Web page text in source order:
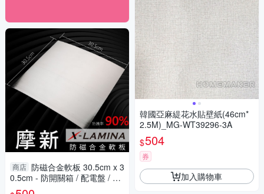
商店 防磁合金軟板 30.5cm x 3
0.5cm - 防開關箱 / 配電盤 / 家
電 / 冰箱 / 冷氣室外機等 低頻
韓國亞麻緹花水貼壁紙(46cm*
2.5M)_MG-WT39296-3A
$504
券
加入購物車